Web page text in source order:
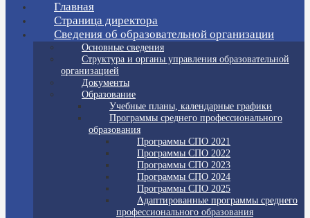
Главная
Страница директора
Сведения об образовательной организации
Основные сведения
Структура и органы управления образовательной
организацией
Документы
Образование
Учебные планы, календарные графики
Программы среднего профессионального
образования
Программы СПО 2021
Программы СПО 2022
Программы СПО 2023
Программы СПО 2024
Программы СПО 2025
Адаптированные программы среднего
профессионального образования